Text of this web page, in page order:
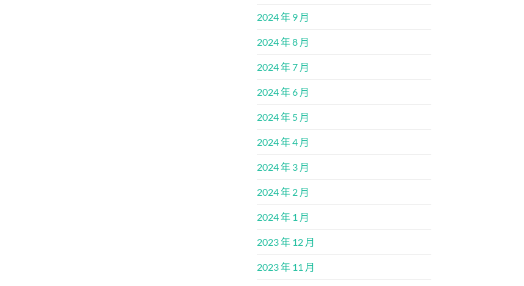
2024 年 9 月
2024 年 8 月
2024 年 7 月
2024 年 6 月
2024 年 5 月
2024 年 4 月
2024 年 3 月
2024 年 2 月
2024 年 1 月
2023 年 12 月
2023 年 11 月